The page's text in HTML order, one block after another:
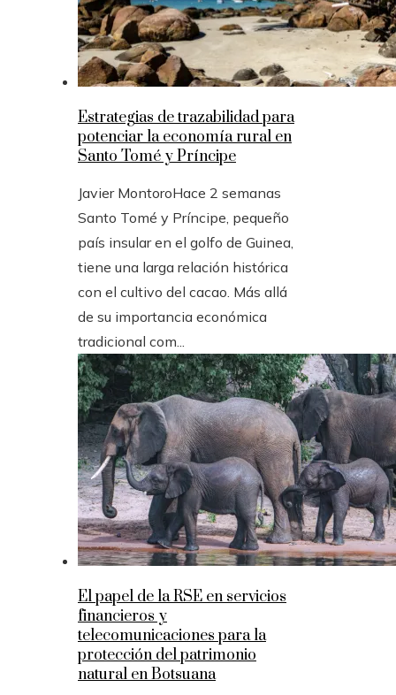
Estrategias de trazabilidad para
potenciar la economía rural en
Santo Tomé y Príncipe
Javier MontoroHace 2 semanas
Santo Tomé y Príncipe, pequeño
país insular en el golfo de Guinea,
tiene una larga relación histórica
con el cultivo del cacao. Más allá
de su importancia económica
tradicional com...
El papel de la RSE en servicios
financieros y
telecomunicaciones para la
protección del patrimonio
natural en Botsuana